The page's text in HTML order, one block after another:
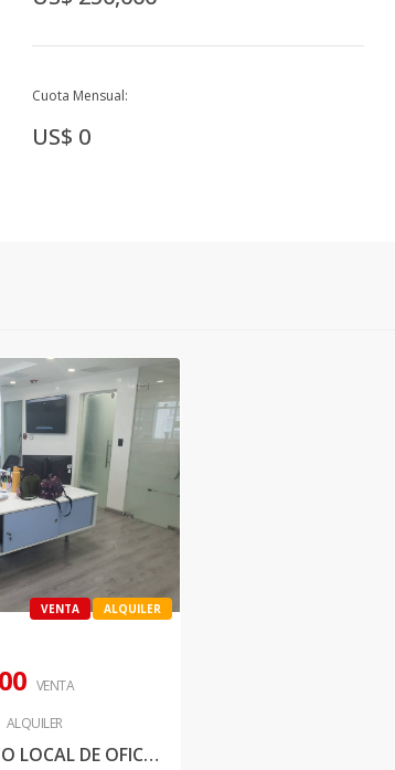
Cuota Mensual:
US$ 0
VENTA ALQUILER
VENTA
ALQUILER
VENDO Y RENTO LOCAL DE OFICINA UBICADO EN PRESTIGIOSA TORRE DE BELLA VISTA